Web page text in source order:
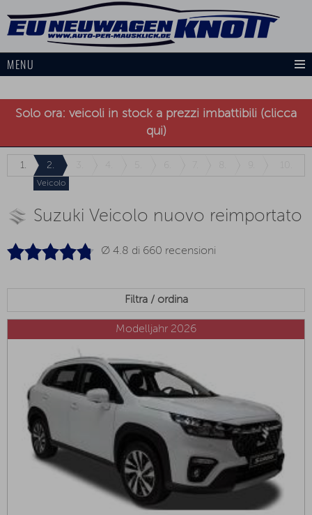
MENU
Solo ora: veicoli in stock a prezzi imbattibili (clicca
qui)
1. 2.
Veicolo
Suzuki Veicolo nuovo reimportato
Ø 4.8 di 660 recensioni
Filtra / ordina
Modelljahr 2026